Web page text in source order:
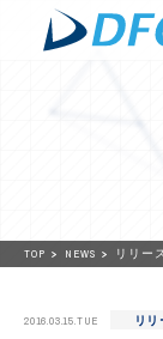
TOP NEWS リリー
2016.03.15.TUE リ